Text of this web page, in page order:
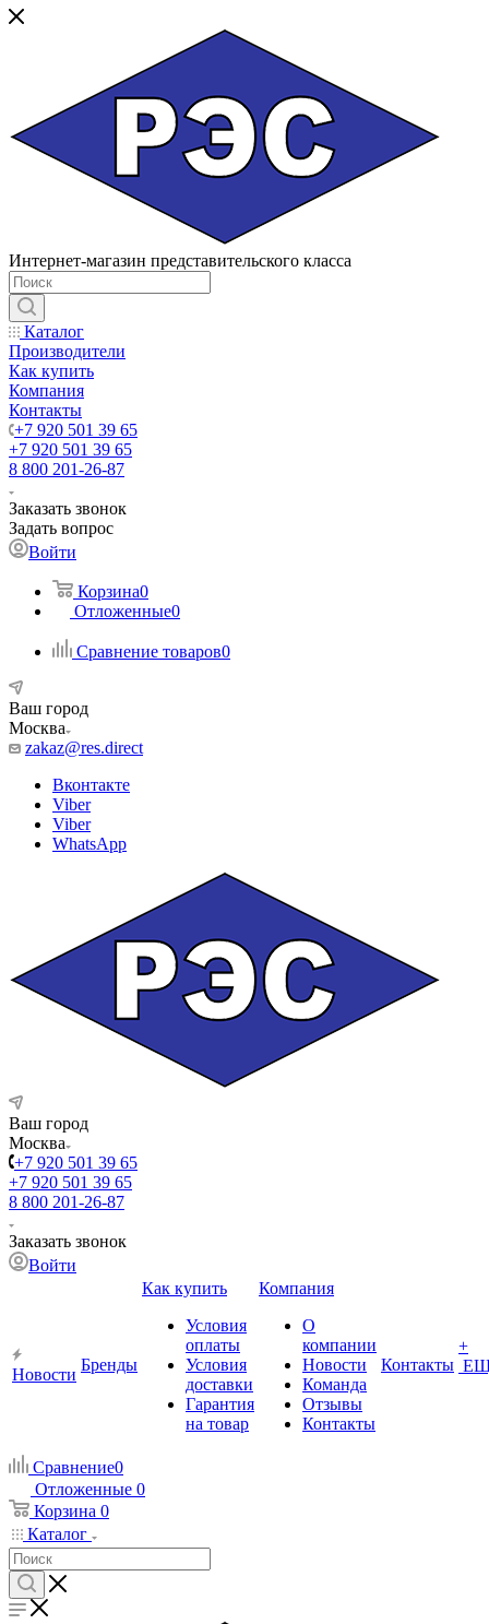
Интернет-магазин представительского класса
Каталог
Производители
Как купить
Компания
Контакты
+7 920 501 39 65
+7 920 501 39 65
8 800 201-26-87
Заказать звонок
Задать вопрос
Войти
Корзина0
Отложенные0
Сравнение товаров0
Ваш город
Москва
zakaz@res.direct
Вконтакте
Viber
Viber
WhatsApp
Ваш город
Москва
+7 920 501 39 65
+7 920 501 39 65
8 800 201-26-87
Заказать звонок
Войти
Новости
Бренды
Как купить
Условия
оплаты
Условия
доставки
Гарантия
на товар
Компания
О
компании
Новости
Команда
Отзывы
Контакты
Контакты
+
Сравнение0
Отложенные 0
Корзина 0
Каталог